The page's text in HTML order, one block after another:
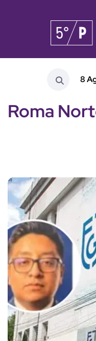
8
Roma